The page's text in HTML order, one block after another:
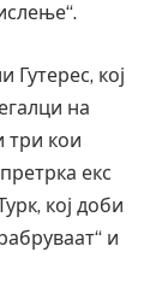
Гутерес, кој
на
три кои
екс
кој доби
и